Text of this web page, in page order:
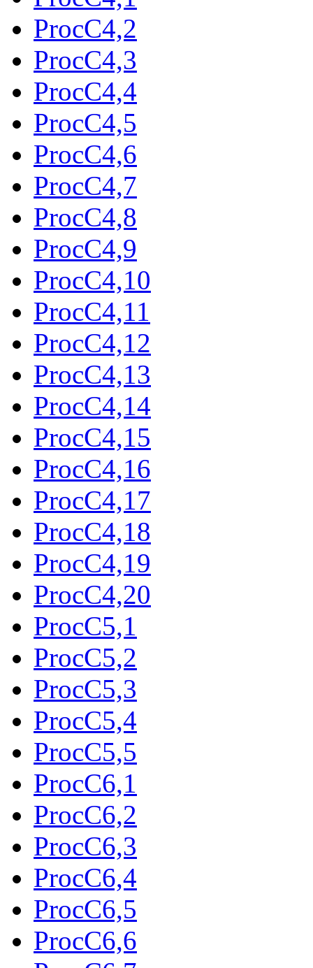
ProcC4,2
ProcC4,3
ProcC4,4
ProcC4,5
ProcC4,6
ProcC4,7
ProcC4,8
ProcC4,9
ProcC4,10
ProcC4,11
ProcC4,12
ProcC4,13
ProcC4,14
ProcC4,15
ProcC4,16
ProcC4,17
ProcC4,18
ProcC4,19
ProcC4,20
ProcC5,1
ProcC5,2
ProcC5,3
ProcC5,4
ProcC5,5
ProcC6,1
ProcC6,2
ProcC6,3
ProcC6,4
ProcC6,5
ProcC6,6